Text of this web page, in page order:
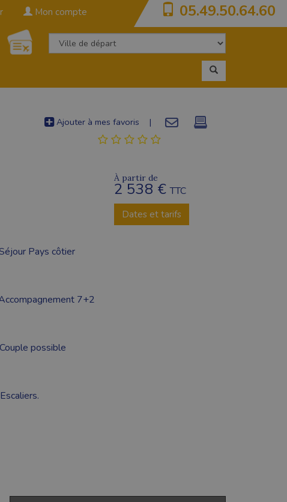
05.49.50.64.60
Mon compte
Ajouter à mes favoris |
À partir de
2 538 €TTC
Dates et tarifs
Pays côtier
7+2
Couple possible
Escaliers.